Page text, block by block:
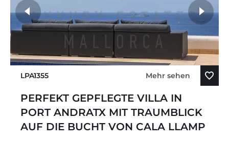
LPA1355 Mehr sehen
PERFEKT GEPFLEGTE VILLA IN
PORT ANDRATX MIT TRAUMBLICK
AUF DIE BUCHT VON CALA LLAMP